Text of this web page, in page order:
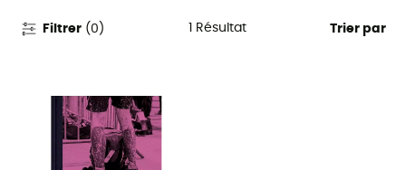
Filtrer (0 ) Résultat Trier par